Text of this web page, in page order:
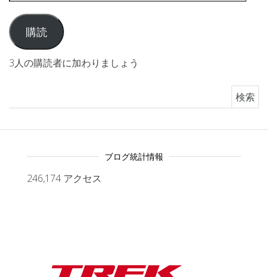
購読
3人の購読者に加わりましょう
ブログ統計情報
246,174 アクセス